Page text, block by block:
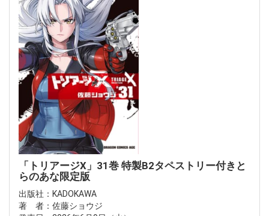
「トリアージX」31巻 特製B2タペストリー付きと
らのあな限定版
出版社：KADOKAWA
著 者：佐藤ショウジ